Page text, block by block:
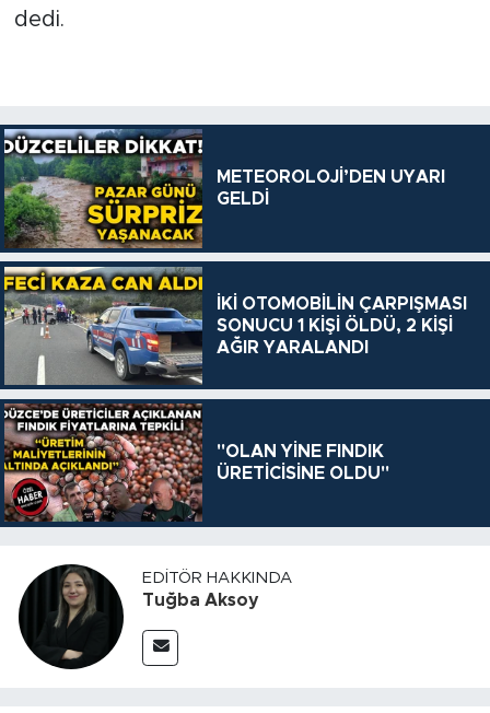
dedi.
METEOROLOJİ’DEN UYARI
GELDİ
İKİ OTOMOBİLİN ÇARPIŞMASI
SONUCU 1 KİŞİ ÖLDÜ, 2 KİŞİ
AĞIR YARALANDI
"OLAN YİNE FINDIK
ÜRETİCİSİNE OLDU"
EDITÖR HAKKINDA
Tuğba Aksoy